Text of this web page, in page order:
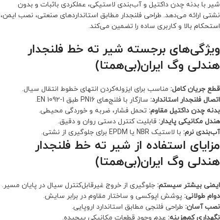
شیر با بدنه چدن داکتیل و آب‌بندی لاستیکی، عملکردی باثبات و بدون
نشتی ارائه می‌دهد. طراحی فلنجدار مطابق استانداردهای صنعتی، نصب ایمن،
استحکام بالا و کاربری ساده را تضمین می‌کند.
ویژگی‌های برجسته شیر ته خط فلنجدار
هندلی وگ ایران(بی‌همتا)
قطع جریان کامل: مناسب برای ایزوله‌کردن انتهای خطوط انتقال سیال.
اتصال فلنجدار استاندارد: سازگار با فلنج‌های PN16 طبق EN 1092-1.
بدنه چدن داکتیل مقاوم: تحمل فشار، ضربه و خوردگی محیطی.
هندل مکانیکی پایدار: قابلیت کنترل دستی روان و دقیق.
آب‌بندی نرم: با لاستیک NBR یا EPDM برای جلوگیری از نشتی.
مزایای استفاده از شیر ته خط فلنجدار
هندلی وگ ایران(بی‌همتا)
ایمنی بیشتر سیستم: جلوگیری از خروج غیر‌قابل‌کنترل سیال در پایان مسیر.
دوام طولانی: پوشش اپوکسی و ساختار مقاوم در برابر سایش.
نصب آسان: طراحی فلنجی مطابق استاندارد اروپایی.
نگهداری کم‌هزینه: عدم وجود قطعات مکانیکی پیچیده.